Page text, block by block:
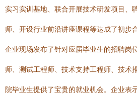
实习实训基地、联合开展技术研发项目、
师、开设行业前沿讲座课程等达成了初步
企业现场发布了针对应届毕业生的招聘岗
师、测试工程师、技术支持工程师、技术
院毕业生提供了宝贵的就业机会。企业表